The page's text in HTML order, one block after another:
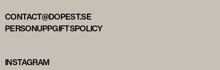
CONTACT@DOPEST.SE
PERSONUPPGIFTSPOLICY
INSTAGRAM